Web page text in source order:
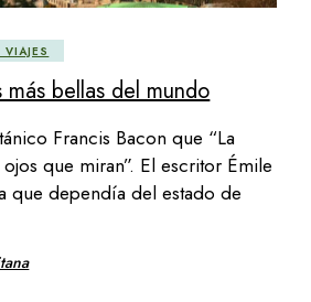
bellas del mundo
Francis Bacon que “La
que miran”. El escritor Émile
que dependía del estado de